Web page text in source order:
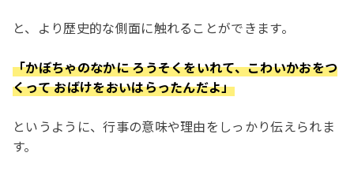
と、より歴史的な側面に触れることができます。
「かぼちゃのなかに ろうそくをいれて、こわいかおをつ
くって おばけをおいはらったんだよ」
というように、行事の意味や理由をしっかり伝えられま
す。